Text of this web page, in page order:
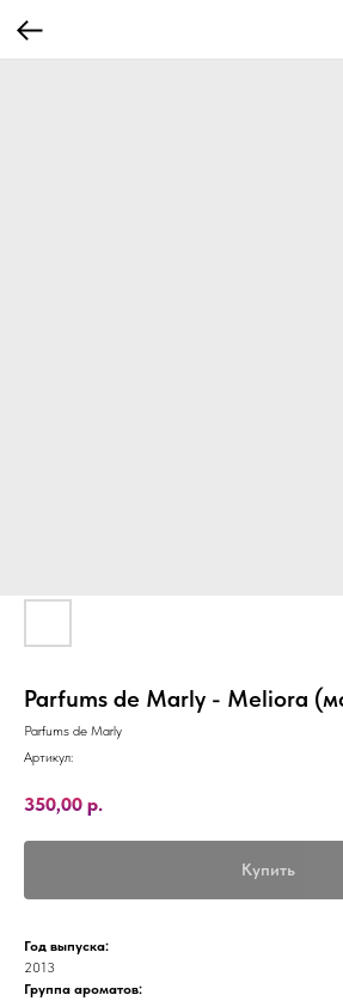
Parfums de Marly - Meliora
Parfums de Marly
Артикул:
350,00 р.
Купить
Год выпуска:
2013
Группа ароматов: